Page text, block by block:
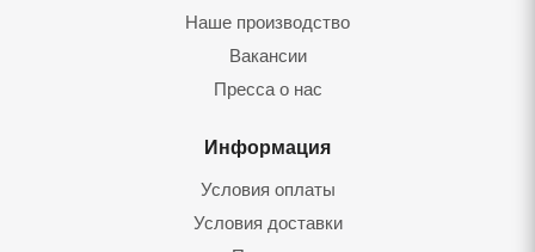
Наше производство
Вакансии
Пресса о нас
Информация
Условия оплаты
Условия доставки